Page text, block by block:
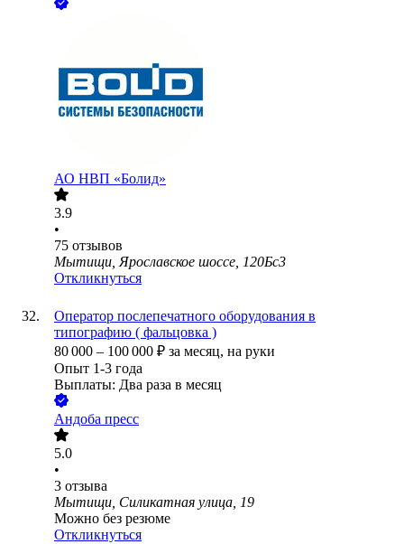
АО НВП «Болид»
3.9
•
75 отзывов
Мытищи, Ярославское шоссе, 120Бс3
Откликнуться
Оператор послепечатного оборудования в
типографию ( фальцовка )
80 000 – 100 000 ₽ за месяц, на руки
Опыт 1-3 года
Выплаты: Два раза в месяц
Андоба пресс
5.0
•
3 отзыва
Мытищи, Силикатная улица, 19
Можно без резюме
Откликнуться